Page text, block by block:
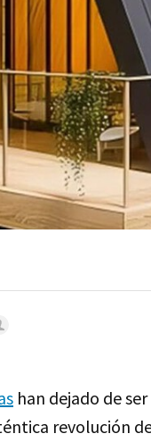
han dejado de
revolución